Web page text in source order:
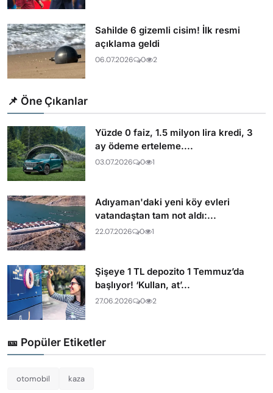
Sahilde 6 gizemli cisim! İlk resmi
açıklama geldi
06.07.2026 0 2
📌 Öne Çıkanlar
Yüzde 0 faiz, 1.5 milyon lira kredi, 3
ay ödeme erteleme....
03.07.2026 0 1
Adıyaman'daki yeni köy evleri
vatandaştan tam not aldı:...
22.07.2026 0 1
Şişeye 1 TL depozito 1 Temmuz’da
başlıyor! ‘Kullan, at’...
27.06.2026 0 2
🎫 Popüler Etiketler
otomobil kaza